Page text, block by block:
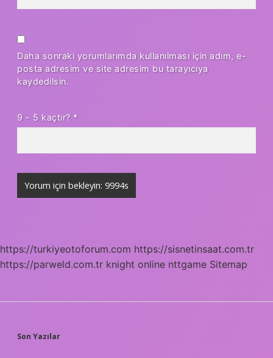
Daha sonraki yorumlarımda kullanılması için adım, e-
posta adresim ve site adresim bu tarayıcıya
kaydedilsin.
9 - 5 kaçtır? *
https://turkiyeotoforum.com https://sisnetinsaat.com.tr
https://parweld.com.tr knight online nttgame Sitemap
SIDEBAR
Son Yazılar